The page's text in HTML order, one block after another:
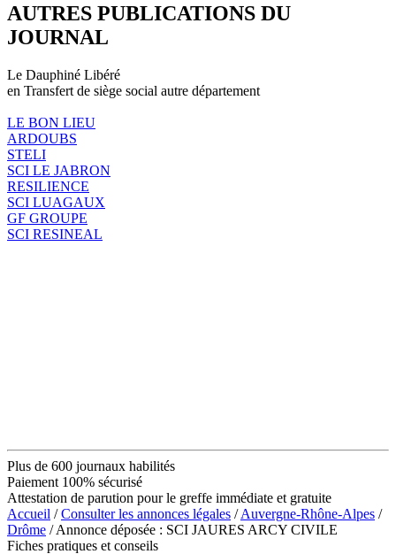
AUTRES PUBLICATIONS DU
JOURNAL
Le Dauphiné Libéré
en Transfert de siège social autre département
LE BON LIEU
ARDOUBS
STELI
SCI LE JABRON
RESILIENCE
SCI LUAGAUX
GF GROUPE
SCI RESINEAL
Plus de 600 journaux habilités
Paiement 100% sécurisé
Attestation de parution pour le greffe immédiate et gratuite
Accueil /Consulter les annonces légales /Auvergne-Rhône-Alpes /
Drôme / Annonce déposée : SCI JAURES ARCY CIVILE
Fiches pratiques et conseils